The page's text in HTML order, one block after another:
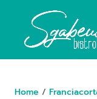
Home /